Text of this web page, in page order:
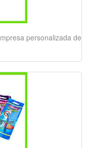
personalizada de